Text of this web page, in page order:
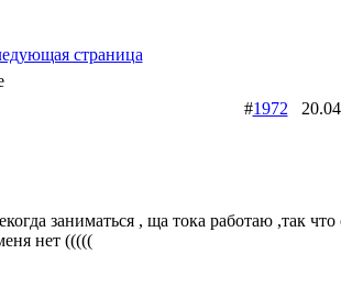
страница
#1972
заниматься , ща тока работаю ,так что
нет (((((